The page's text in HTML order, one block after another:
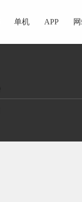
单机 APP